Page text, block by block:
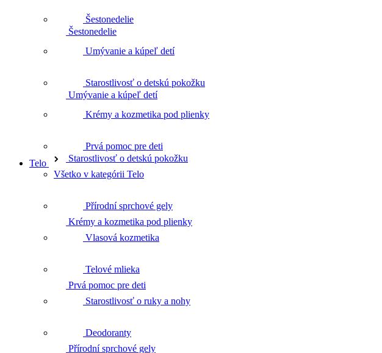
Krémy a kozmetika pod plienky
Prvá pomoc pre deti
Přírodní sprchové gely
Šestonedelie
Umývanie a kúpeľ detí
Starostlivosť o detskú pokožku
Krémy a kozmetika pod plienky
Prvá pomoc pre deti
Telo
Všetko v kategórii Telo
Přírodní sprchové gely
Vlasová kozmetika
Telové mlieka
Starostlivosť o ruky a nohy
Deodoranty